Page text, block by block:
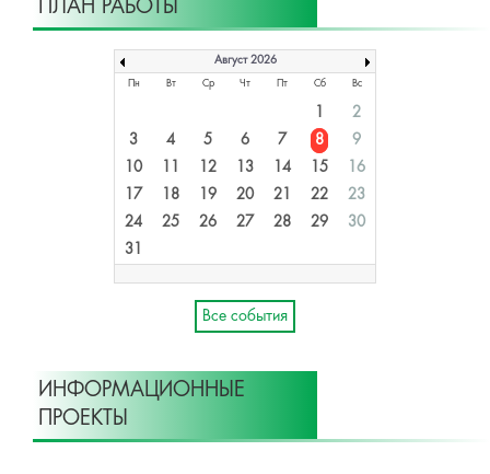
ПЛАН РАБОТЫ
Август 2026
Пн Вт Ср Чт Пт Сб Вс
1
2
3
4 5 6 7 8
9
10
11 12 13 14 15
16
17
18 19 20 21 22
23
24
25 26 27 28 29
30
31
Все события
ИНФОРМАЦИОННЫЕ
ПРОЕКТЫ